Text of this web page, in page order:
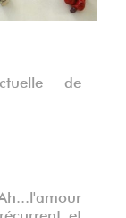
de
et